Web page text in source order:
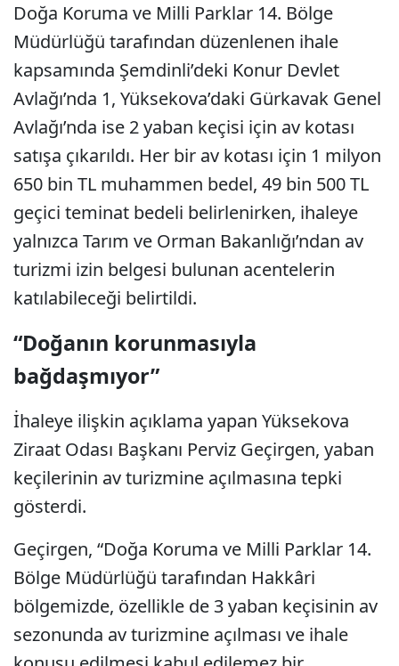
Doğa Koruma ve Milli Parklar 14. Bölge
Müdürlüğü tarafından düzenlenen ihale
kapsamında Şemdinli’deki Konur Devlet
Avlağı’nda 1, Yüksekova’daki Gürkavak Genel
Avlağı’nda ise 2 yaban keçisi için av kotası
satışa çıkarıldı. Her bir av kotası için 1 milyon
650 bin TL muhammen bedel, 49 bin 500 TL
geçici teminat bedeli belirlenirken, ihaleye
yalnızca Tarım ve Orman Bakanlığı’ndan av
turizmi izin belgesi bulunan acentelerin
katılabileceği belirtildi.
“Doğanın korunmasıyla
bağdaşmıyor”
İhaleye ilişkin açıklama yapan Yüksekova
Ziraat Odası Başkanı Perviz Geçirgen, yaban
keçilerinin av turizmine açılmasına tepki
gösterdi.
Geçirgen, “Doğa Koruma ve Milli Parklar 14.
Bölge Müdürlüğü tarafından Hakkâri
bölgemizde, özellikle de 3 yaban keçisinin av
sezonunda av turizmine açılması ve ihale